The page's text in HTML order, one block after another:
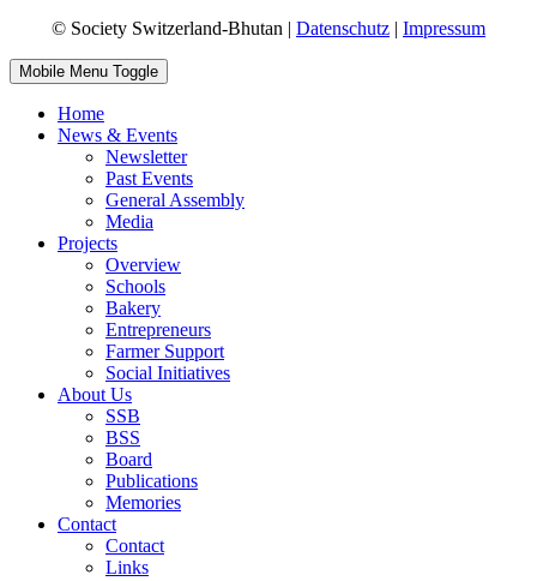
© Society Switzerland-Bhutan | Datenschutz | Impressum
Mobile Menu Toggle
Home
News & Events
Newsletter
Past Events
General Assembly
Media
Projects
Overview
Schools
Bakery
Entrepreneurs
Farmer Support
Social Initiatives
About Us
SSB
BSS
Board
Publications
Memories
Contact
Contact
Links